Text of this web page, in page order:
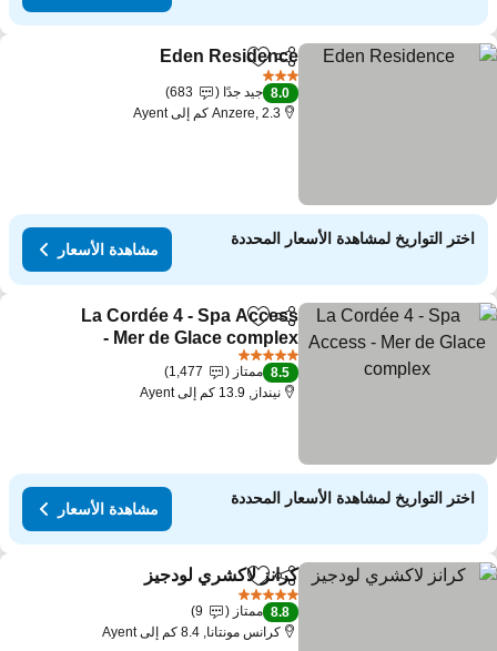
مشاركةAdd to favorites
Eden Residence
8.0 جيد جدًا
683
Anzere, 2.3 كم إلى Ayent
اختر التواريخ لمشاهدة الأسعار المحددة
مشاهدة الأسعار
مشاركةAdd to favorites
La Cordée 4 - Spa Access
- Mer de Glace complex
8.5 ممتاز
1,477
نينداز, 13.9 كم إلى Ayent
اختر التواريخ لمشاهدة الأسعار المحددة
مشاهدة الأسعار
مشاركةAdd to favorites
كرانز لاكشري لودجيز
8.8 ممتاز
9
كرانس مونتانا, 8.4 كم إلى Ayent